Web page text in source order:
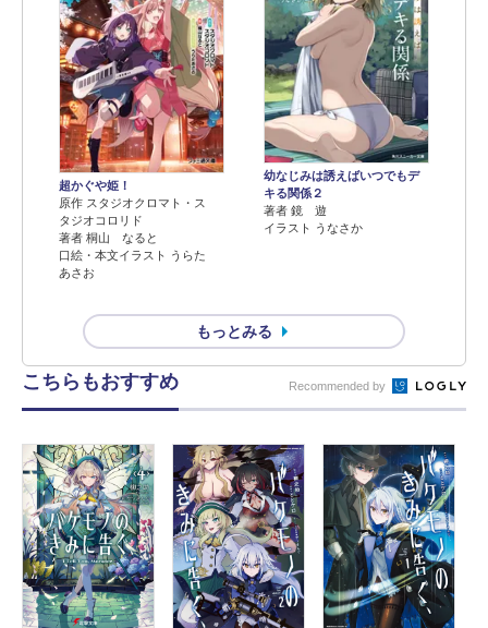
超かぐや姫！
原作 スタジオクロマト・ス
タジオコロリド
著者 桐山 なると
口絵・本文イラスト うらた
あさお
幼なじみは誘えばいつでもデ
キる関係２
著者 鏡 遊
イラスト うなさか
もっとみる
こちらもおすすめ Recommended by